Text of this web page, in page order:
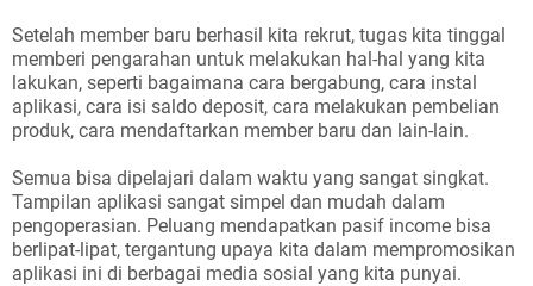
Setelah member baru berhasil kita rekrut, tugas kita tinggal
memberi pengarahan untuk melakukan hal-hal yang kita
lakukan, seperti bagaimana cara bergabung, cara instal
aplikasi, cara isi saldo deposit, cara melakukan pembelian
produk, cara mendaftarkan member baru dan lain-lain.
Semua bisa dipelajari dalam waktu yang sangat singkat.
Tampilan aplikasi sangat simpel dan mudah dalam
pengoperasian. Peluang mendapatkan pasif income bisa
berlipat-lipat, tergantung upaya kita dalam mempromosikan
aplikasi ini di berbagai media sosial yang kita punyai.